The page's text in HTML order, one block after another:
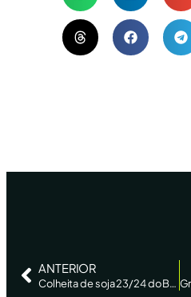
ANTERIOR
Colheita de soja 23/24 do Brasil chega a 55% da área, diz AgRural – Reuters